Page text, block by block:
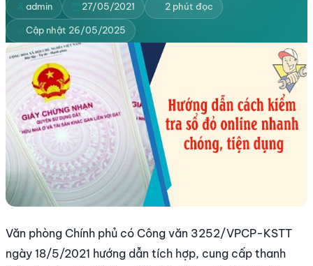
admin 27/05/2021 2 phút đọc
Cập nhật 26/05/2025
Văn phòng Chính phủ có Công văn 3252/VPCP-KSTT
ngày 18/5/2021 hướng dẫn tích hợp, cung cấp thanh